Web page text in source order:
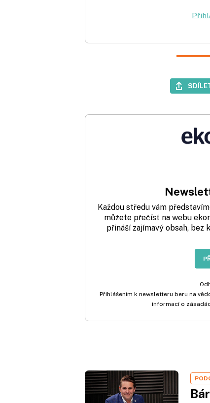
Každou středu vám
můžete přečíst na webu
přináší zajímavý obsah,
Přihlášením k newsletteru beru na
informací o